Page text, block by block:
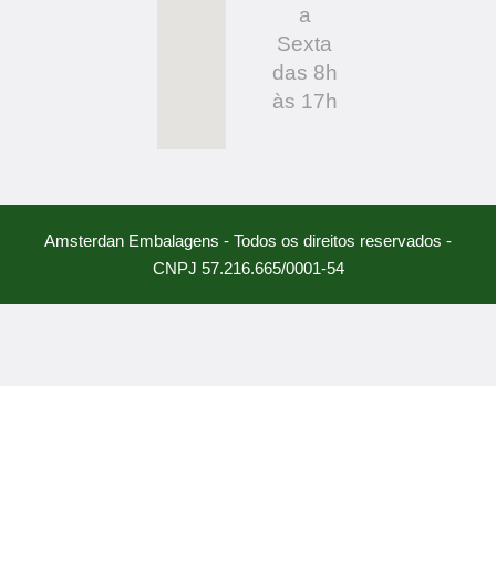
a
Sexta
das 8h
às 17h
Amsterdan Embalagens - Todos os direitos reservados -
CNPJ 57.216.665/0001-54